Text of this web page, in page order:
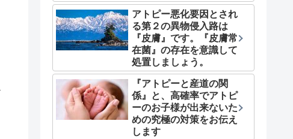
アトピー悪化要因とされ
る第２の異物侵入路は
『皮膚』です。『皮膚常
在菌』の存在を意識して
処置しましょう。
『アトピーと産道の関
係』と、高確率でアトピ
ーのお子様が出来ないた
めの究極の対策をお伝え
します